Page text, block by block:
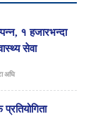
१ हजारभन्दा
सेवा
अघि